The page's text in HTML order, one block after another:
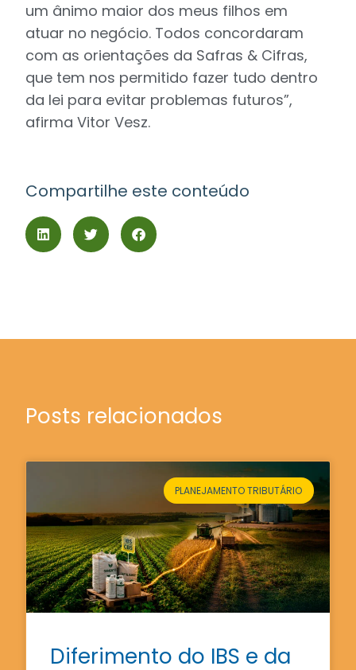
um ânimo maior dos meus filhos em
atuar no negócio. Todos concordaram
com as orientações da Safras & Cifras,
que tem nos permitido fazer tudo dentro
da lei para evitar problemas futuros”,
afirma Vitor Vesz.
Compartilhe este conteúdo
Posts relacionados
PLANEJAMENTO TRIBUTÁRIO
Diferimento do IBS e da